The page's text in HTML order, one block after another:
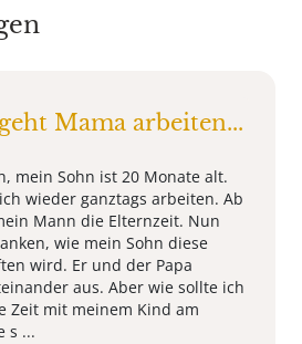
Mama arbeiten...
mein Sohn ist 20 Monate alt.
wieder ganztags arbeiten. Ab
Mann die Elternzeit. Nun
wie mein Sohn diese
wird. Er und der Papa
aus. Aber wie sollte ich
Zeit mit meinem Kind am
s ...